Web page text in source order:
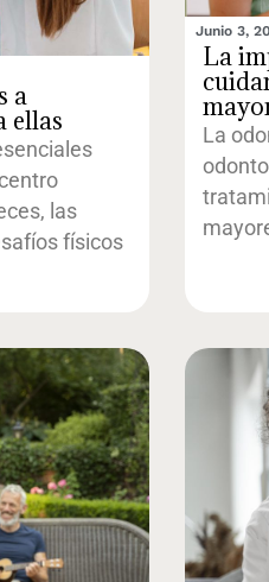
a
ellas
las
físicos
Junio 3,
La
La